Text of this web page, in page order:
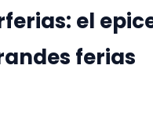
el
ferias